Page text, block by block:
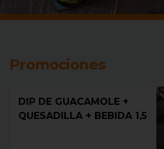
Promociones
DIP DE GUACAMOLE +
QUESADILLA + BEBIDA 1,5